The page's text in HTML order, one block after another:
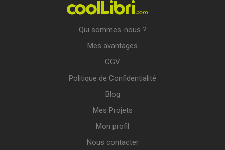
Qui sommes-nous ?
Mes avantages
CGV
Politique de Confidentialité
Blog
Mes Projets
Mon profil
Nous contacter